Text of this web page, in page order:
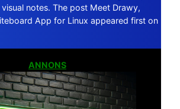
notes. The post Meet Drawy,
App for Linux appeared first on
ANNONS